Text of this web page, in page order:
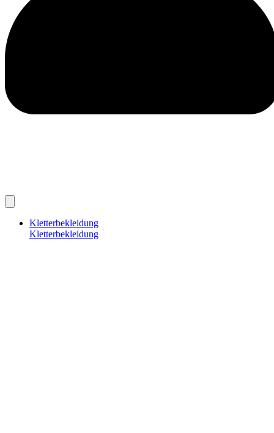
Kletterbekleidung
Kletterbekleidung